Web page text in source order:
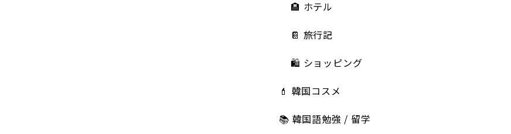
🏨 ホテル
📔 旅行記
🛍️ ショッピング
💄 韓国コスメ
📚 韓国語勉強 / 留学